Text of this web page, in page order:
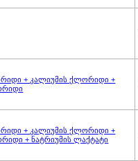
+ კალიუმის ქლორიდი +
+ კალიუმის ქლორიდი +
+ ნატრიუმის ლაქტატი